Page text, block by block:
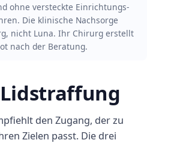
ohne versteckte Einrichtungs-
Die klinische Nachsorge
nicht Luna. Ihr Chirurg erstellt
nach der Beratung.
den Zugang, der zu
Zielen passt. Die drei